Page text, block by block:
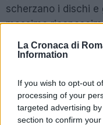
La Cronaca di
Information
If you wish to opt-out
processing of your
targeted advertising
section to confirm
scherzano i dischi e
massimo
SEGUICI SU
POTREBBE